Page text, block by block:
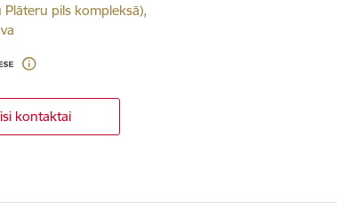
pils kompleksā),
kontaktai